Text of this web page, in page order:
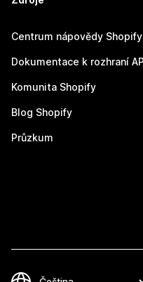
Centrum nápovědy Shopify
Dokumentace k rozhraní API
Komunita Shopify
Blog Shopify
Průzkum